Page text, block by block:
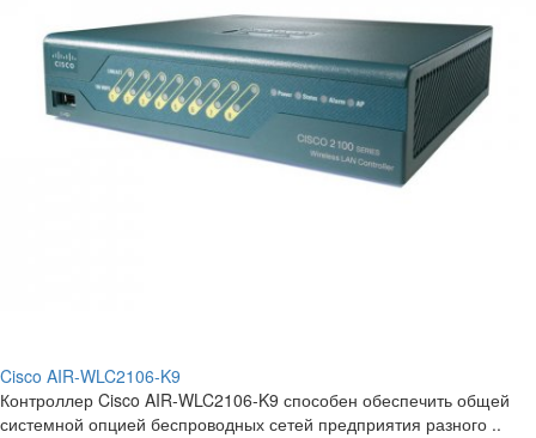
Cisco AIR-WLC2106-K9
Контроллер Cisco AIR-WLC2106-K9 способен обеспечить общей
системной опцией беспроводных сетей предприятия разного ..